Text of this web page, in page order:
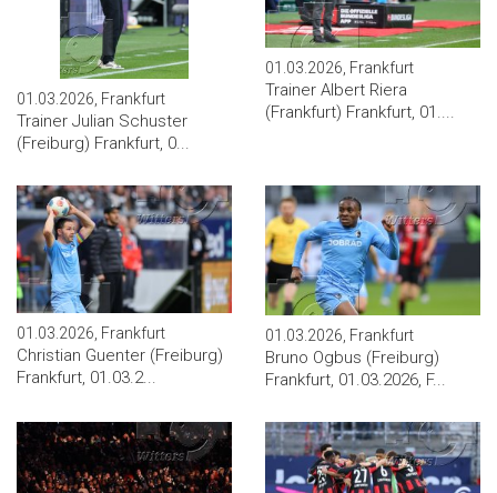
01.03.2026, Frankfurt
Trainer Julian Schuster
(Freiburg) Frankfurt, 0...
01.03.2026, Frankfurt
Trainer Albert Riera
(Frankfurt) Frankfurt, 01....
01.03.2026, Frankfurt
Christian Guenter (Freiburg)
Frankfurt, 01.03.2...
01.03.2026, Frankfurt
Bruno Ogbus (Freiburg)
Frankfurt, 01.03.2026, F...